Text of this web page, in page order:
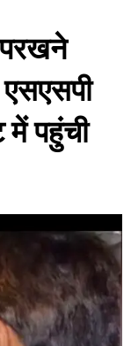
में पहुंची